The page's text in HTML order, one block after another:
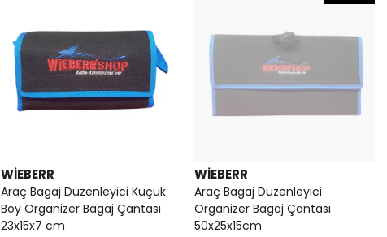
WİEBERR
Araç Bagaj Düzenleyici Küçük
Boy Organizer Bagaj Çantası
23x15x7 cm
WİEBERR
Araç Bagaj Düzenleyici
Organizer Bagaj Çantası
50x25x15cm